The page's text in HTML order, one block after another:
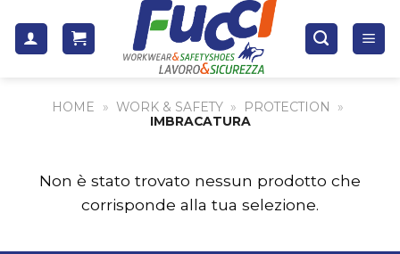
content
HOME » WORK & SAFETY » PROTECTION
»
IMBRACATURA
Non è stato trovato nessun prodotto che
corrisponde alla tua selezione.